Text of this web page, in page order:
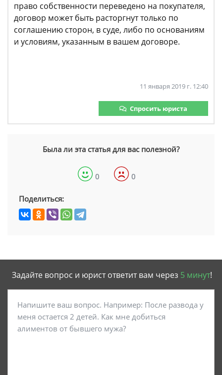
право собственности переведено на покупателя,
договор может быть расторгнут только по
соглашению сторон, в суде, либо по основаниям
и условиям, указанным в вашем договоре.
11 января 2019 г. 12:40
Спросить юриста
Была ли эта статья для вас полезной?
0 0
Поделиться:
Задайте вопрос и юрист ответит вам через 5 минут!